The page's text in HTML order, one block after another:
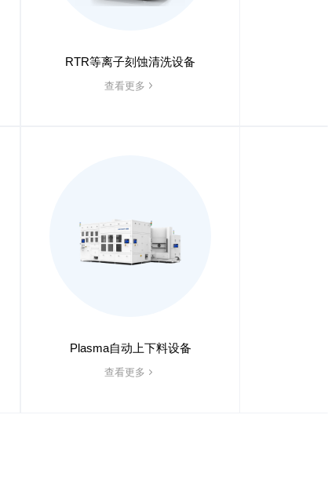
RTR等离子刻蚀清洗设备
查看更多
Plasma自动上下料设备
查看更多